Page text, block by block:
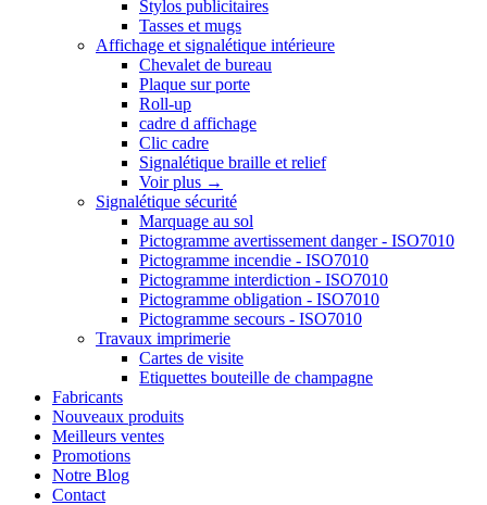
Stylos publicitaires
Tasses et mugs
Affichage et signalétique intérieure
Chevalet de bureau
Plaque sur porte
Roll-up
cadre d affichage
Clic cadre
Signalétique braille et relief
Voir plus →
Signalétique sécurité
Marquage au sol
Pictogramme avertissement danger - ISO7010
Pictogramme incendie - ISO7010
Pictogramme interdiction - ISO7010
Pictogramme obligation - ISO7010
Pictogramme secours - ISO7010
Travaux imprimerie
Cartes de visite
Etiquettes bouteille de champagne
Fabricants
Nouveaux produits
Meilleurs ventes
Promotions
Notre Blog
Contact